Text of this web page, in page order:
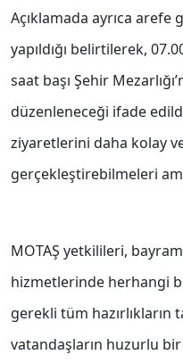
Açıklamada ayrıca arefe
yapıldığı belirtilerek,
saat başı Şehir
düzenleneceği ifade
ziyaretlerini daha kolay
gerçekleştirebilmeleri
MOTAŞ yetkilileri,
hizmetlerinde herhangi
gerekli tüm hazırlıkların
vatandaşların huzurlu